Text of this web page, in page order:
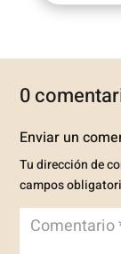
0
Enviar un
Tu dirección de
campos